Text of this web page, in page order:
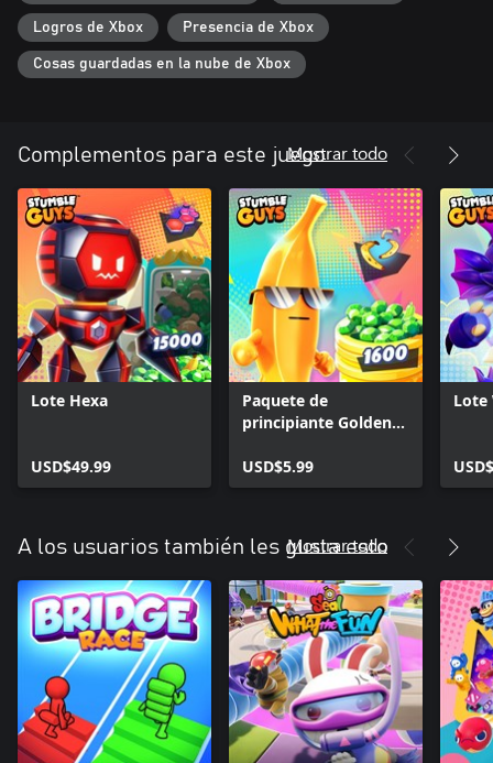
Logros de Xbox Presencia de Xbox
Cosas guardadas en la nube de Xbox
Complementos para este juegoMostrar todo
Lote Hexa
USD$49.99
Paquete de
principiante Golden
USD$5.99
Lote
A los usuarios también les gusta esto
Mostrar todo